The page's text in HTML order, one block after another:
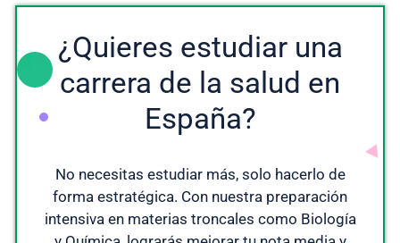
¿Quieres estudiar una
carrera de la salud en
España?
No necesitas estudiar más, solo hacerlo de
forma estratégica. Con nuestra preparación
intensiva en materias troncales como Biología